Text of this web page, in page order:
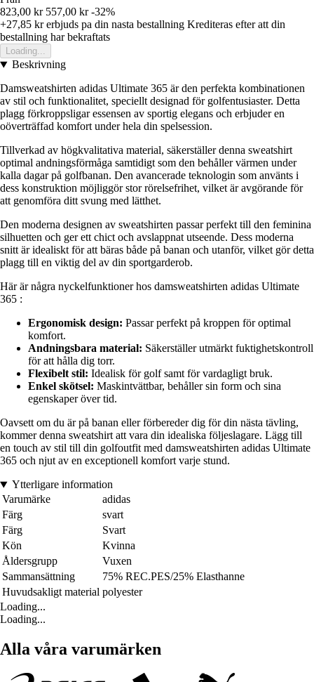
823,00 kr 557,00 kr -32%
+27,85 krerbjuds pa din nasta bestallning Krediteras efter att din
bestallning har bekraftats
Loading...
Beskrivning
Damsweatshirten adidas Ultimate 365 är den perfekta kombinationen
av stil och funktionalitet, speciellt designad för golfentusiaster. Detta
plagg förkroppsligar essensen av sportig elegans och erbjuder en
oöverträffad komfort under hela din spelsession.
Tillverkad av högkvalitativa material, säkerställer denna sweatshirt
optimal andningsförmåga samtidigt som den behåller värmen under
kalla dagar på golfbanan. Den avancerade teknologin som använts i
dess konstruktion möjliggör stor rörelsefrihet, vilket är avgörande för
att genomföra ditt svung med lätthet.
Den moderna designen av sweatshirten passar perfekt till den feminina
silhuetten och ger ett chict och avslappnat utseende. Dess moderna
snitt är idealiskt för att bäras både på banan och utanför, vilket gör detta
plagg till en viktig del av din sportgarderob.
Här är några nyckelfunktioner hos damsweatshirten adidas Ultimate
365 :
Ergonomisk design: Passar perfekt på kroppen för optimal
komfort.
Andningsbara material: Säkerställer utmärkt fuktighetskontroll
för att hålla dig torr.
Flexibelt stil: Idealisk för golf samt för vardagligt bruk.
Enkel skötsel: Maskintvättbar, behåller sin form och sina
egenskaper över tid.
Oavsett om du är på banan eller förbereder dig för din nästa tävling,
kommer denna sweatshirt att vara din idealiska följeslagare. Lägg till
en touch av stil till din golfoutfit med damsweatshirten adidas Ultimate
365 och njut av en exceptionell komfort varje stund.
Ytterligare information
Varumärke
adidas
Färg
svart
Färg
Svart
Kön
Kvinna
Åldersgrupp
Vuxen
Sammansättning
75% REC.PES/25% Elasthanne
Huvudsakligt material polyester
Loading...
Loading...
Alla våra varumärken